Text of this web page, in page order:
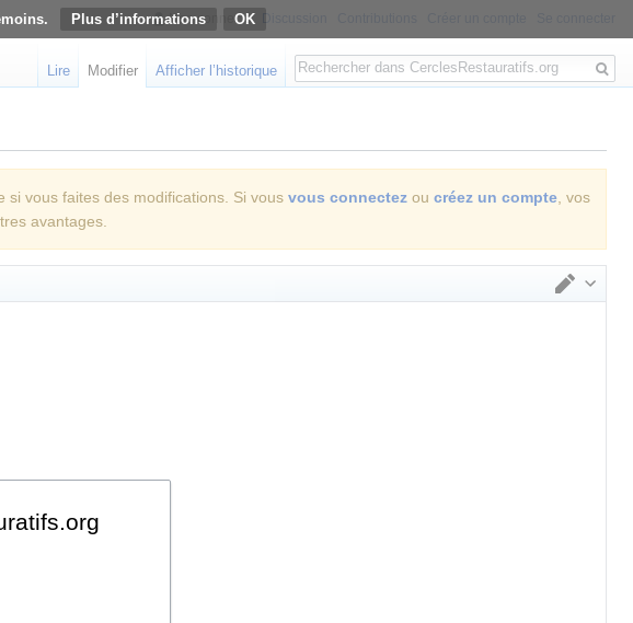
Plus d’informations
si vous faites des modifications. Si vous vous connectez ou créez un compte, vos
avantages.
Non connecté
Lire Modifier Afficher l’historique
Rechercher